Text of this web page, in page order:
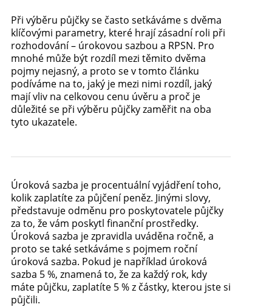
Při výběru půjčky se často setkáváme s dvěma
klíčovými parametry, které hrají zásadní roli při
rozhodování – úrokovou sazbou a RPSN. Pro
mnohé může být rozdíl mezi těmito dvěma
pojmy nejasný, a proto se v tomto článku
podíváme na to, jaký je mezi nimi rozdíl, jaký
mají vliv na celkovou cenu úvěru a proč je
důležité se při výběru půjčky zaměřit na oba
tyto ukazatele.
Úroková sazba je procentuální vyjádření toho,
kolik zaplatíte za půjčení peněz. Jinými slovy,
představuje odměnu pro poskytovatele půjčky
za to, že vám poskytl finanční prostředky.
Úroková sazba je zpravidla uváděna ročně, a
proto se také setkáváme s pojmem roční
úroková sazba. Pokud je například úroková
sazba 5 %, znamená to, že za každý rok, kdy
máte půjčku, zaplatíte 5 % z částky, kterou jste si
půjčili.